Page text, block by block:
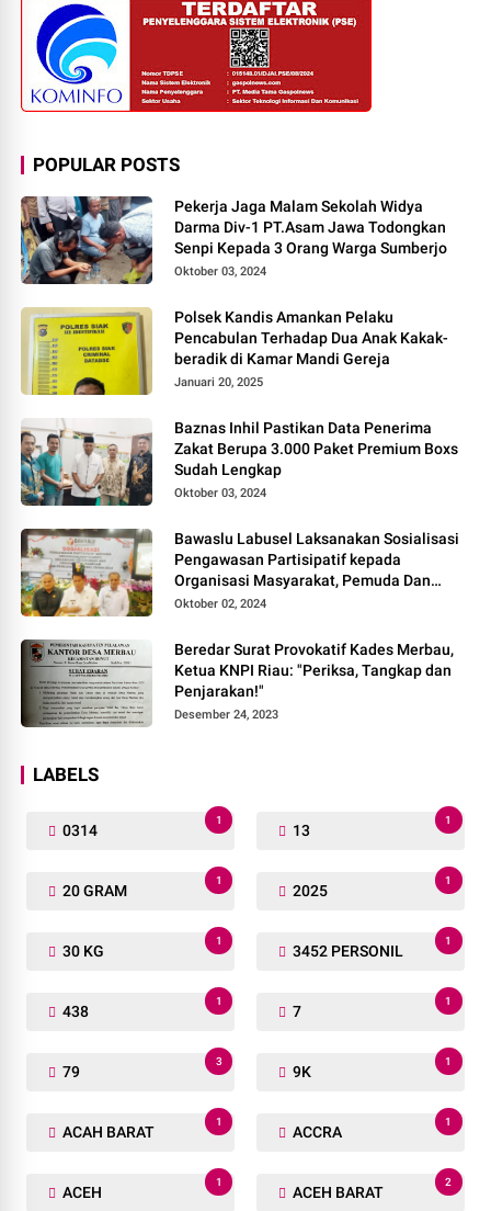
POPULAR POSTS
Pekerja Jaga Malam Sekolah Widya
Darma Div-1 PT.Asam Jawa Todongkan
Senpi Kepada 3 Orang Warga Sumberjo
Oktober 03, 2024
Polsek Kandis Amankan Pelaku
Pencabulan Terhadap Dua Anak Kakak-
beradik di Kamar Mandi Gereja
Januari 20, 2025
Baznas Inhil Pastikan Data Penerima
Zakat Berupa 3.000 Paket Premium Boxs
Sudah Lengkap
Oktober 03, 2024
Bawaslu Labusel Laksanakan Sosialisasi
Pengawasan Partisipatif kepada
Organisasi Masyarakat, Pemuda Dan
Agama Pada pilkada Serentak 2024
Oktober 02, 2024
Beredar Surat Provokatif Kades Merbau,
Ketua KNPI Riau: "Periksa, Tangkap dan
Penjarakan!"
Desember 24, 2023
LABELS
0314
1
13
1
20 GRAM
1
2025
1
30 KG
1
3452 PERSONIL
1
438
1
7
1
79
3
9K
1
ACAH BARAT
1
ACCRA
1
ACEH
1
ACEH BARAT
2